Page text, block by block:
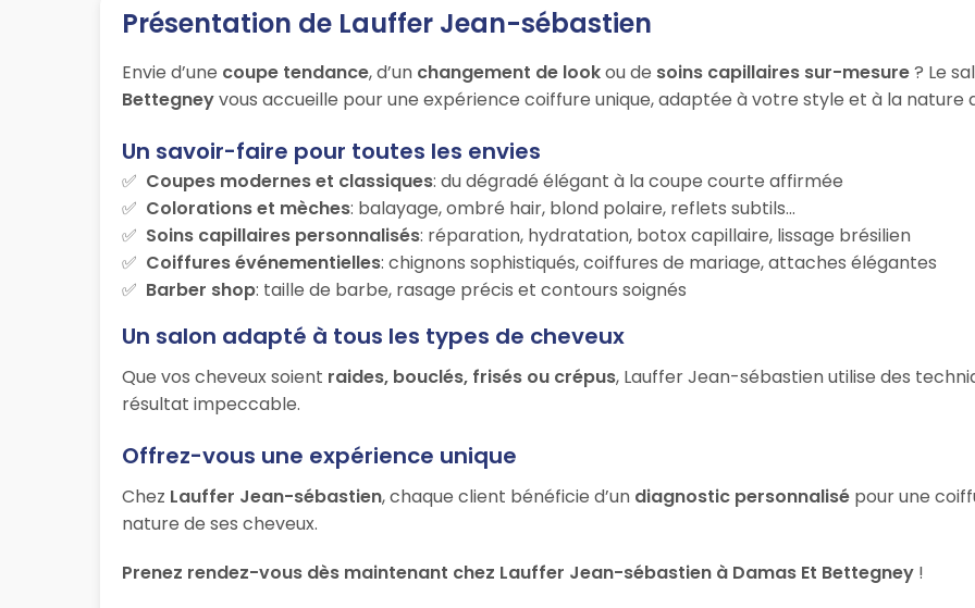
Présentation de Lauffer Jean-sébastien
Envie d’une coupe tendance, d’un changement de lookou de soins capillaires sur-mesure? Le
Bettegneyvous accueille pour une expérience coiffure unique, adaptée à votre style et à la nature
Un savoir-faire pour toutes les envies
Coupes modernes et classiques: du dégradé élégant à la coupe courte affirmée
Colorations et mèches: balayage, ombré hair, blond polaire, reflets subtils…
Soins capillaires personnalisés: réparation, hydratation, botox capillaire, lissage brésilien
Coiffures événementielles: chignons sophistiqués, coiffures de mariage, attaches élégantes
Barber shop: taille de barbe, rasage précis et contours soignés
Un salon adapté à tous les types de cheveux
Que vos cheveux soient raides, bouclés, frisés ou crépus, Lauffer Jean-sébastien utilise des
résultat impeccable.
Offrez-vous une expérience unique
Chez Lauffer Jean-sébastien, chaque client bénéficie d’un diagnostic personnalisé pour une
nature de ses cheveux.
Prenez rendez-vous dès maintenant chez Lauffer Jean-sébastien à Damas Et Bettegney !